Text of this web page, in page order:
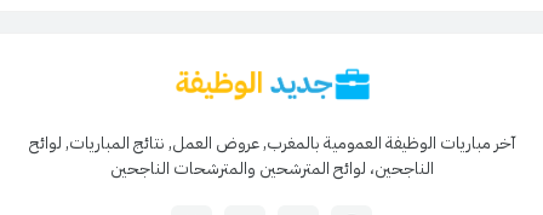
آخر مباريات الوظيفة العمومية بالمغرب, عروض العمل, نتائج المباريات, لوائح
الناجحين، لوائح المترشحين والمترشحات الناجحين